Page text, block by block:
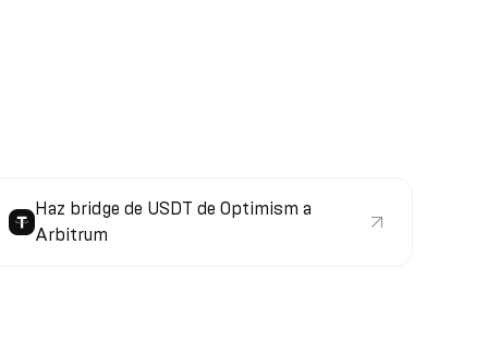
Haz bridge de USDT de Optimism a
Arbitrum